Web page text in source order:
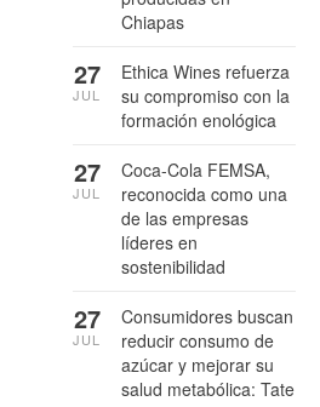
Chiapas
Ethica Wines refuerza
su compromiso con la
formación enológica
27
JUL
Coca-Cola FEMSA,
reconocida como una
de las empresas
líderes en
sostenibilidad
27
JUL
Consumidores buscan
reducir consumo de
azúcar y mejorar su
salud metabólica: Tate
27
JUL